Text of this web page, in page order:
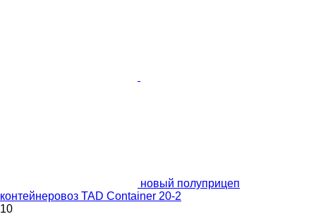
новый полуприцеп
контейнеровоз TAD Container 20-2
10